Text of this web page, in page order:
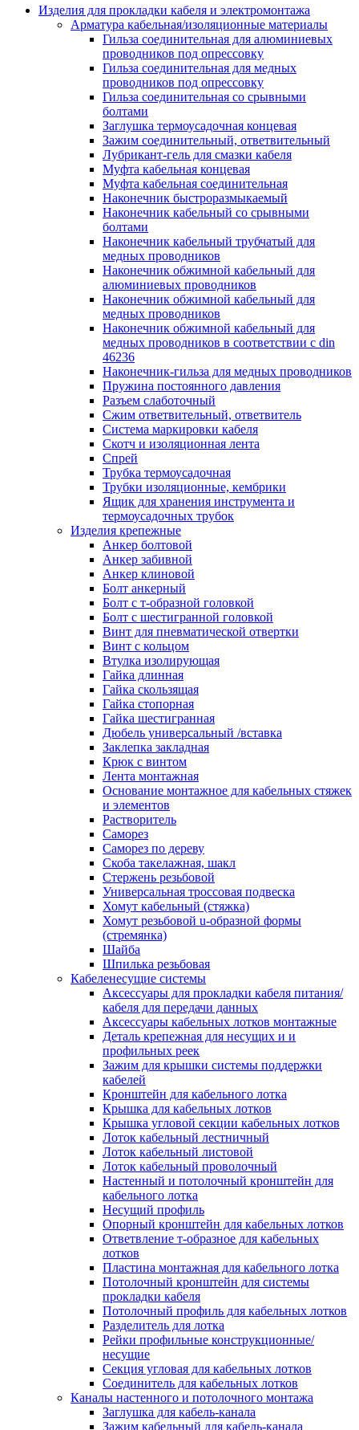
монтажные
Деталь крепежная для несущих и и
профильных реек
Зажим для крышки системы
поддержки кабелей
Кронштейн для кабельного лотка
Крышка для кабельных лотков
лотков
Лоток кабельный лестничный
Лоток кабельный листовой
Лоток кабельный проволочный
Настенный и потолочный
для кабельного лотка
Несущий профиль
лотков
Ответвление т-образное для
лотков
Пластина монтажная для
лотка
Потолочный кронштейн для
прокладки кабеля
Потолочный профиль для
Разделитель для лотка
Рейки профильные
несущие
Секция угловая для кабельных
Соединитель для кабельных
Каналы настенного и потолочного
Зажим кабельный для кабель-
Кабель-канал
Кабель-канал напольный
Кабель-канал настенный
Коробка монтажная для
кабель-канала
Коробка распределительная для
кабель-каналов
Крышка для настенного кабель-
Панель лицевая для настенного
канала
Перегородка разделительная для
настенного кабель-канала
Переходник для кабель-канала
Поворот для кабель-канала
Поворот для настенного кабель-
Рамка для ввода настенного
канала в стену/потолок/щит
Соединитель на стык для
кабель-канала
Соединитель/накладка на стык для
кабель-канала
Угол внешний для кабель-канала
Угол внешний для настенного
канала
Угол т-образный для кабель-
Колодки клеммные
Аксессуары для клеммной
Колодка заземления клеммная
Нулевая шина
Одно-многополюсная клеммная
разделительная для клеммной
Проходная клеммная колодка
Торцевая клемма клеммной
Короба кабельные
Короб распределительный
Материал монтажный
Держатель кабельный зажимной
Зажим балочный
Зажим/клипса для крепления труб
Скоба крепежная
Скоба с гвоздем
Соединитель провода
Материалы для подключения
Аксессуары для
коробок/корпусов для монтажа в
и в потолке
Зажим безвинтовой клеммный
Коробка клеммная
Коробка распределительная для
Крышка для распределительной
коробки/корпуса для монтажа в
в потолке
Распределительная коробка/
монтажа в стене и в потолке
Распределительная коробка/
Система электромонтажных колонн
Электромонтажная колонна
Системы ввода для кабелей и проводов
Ввод кабельный/сальник
Уплотнитель для кабельного
Изделия для прокладки кабеля и электромонтажа
Арматура кабельная/изоляционные материалы
Гильза соединительная для алюминиевых
проводников под опрессовку
Гильза соединительная для медных
проводников под опрессовку
Гильза соединительная со срывными
болтами
Заглушка термоусадочная концевая
Зажим соединительный, ответвительный
Лубрикант-гель для смазки кабеля
Муфта кабельная концевая
Муфта кабельная соединительная
Наконечник быстроразмыкаемый
Наконечник кабельный со срывными
болтами
Наконечник кабельный трубчатый для
медных проводников
Наконечник обжимной кабельный для
алюминиевых проводников
Наконечник обжимной кабельный для
медных проводников
Наконечник обжимной кабельный для
медных проводников в соответствии с din
46236
Наконечник-гильза для медных проводников
Пружина постоянного давления
Разъем слаботочный
Сжим ответвительный, ответвитель
Система маркировки кабеля
Скотч и изоляционная лента
Спрей
Трубка термоусадочная
Трубки изоляционные, кембрики
Ящик для хранения инструмента и
термоусадочных трубок
Изделия крепежные
Анкер болтовой
Анкер забивной
Анкер клиновой
Болт анкерный
Болт с т-образной головкой
Болт с шестигранной головкой
Винт для пневматической отвертки
Винт с кольцом
Втулка изолирующая
Гайка длинная
Гайка скользящая
Гайка стопорная
Гайка шестигранная
Дюбель универсальный /вставка
Заклепка закладная
Крюк с винтом
Лента монтажная
Основание монтажное для кабельных стяжек
и элементов
Растворитель
Саморез
Саморез по дереву
Скоба такелажная, шакл
Стержень резьбовой
Универсальная троссовая подвеска
Хомут кабельный (стяжка)
Хомут резьбовой u-образной формы
(стремянка)
Шайба
Шпилька резьбовая
Кабеленесущие системы
Аксессуары для прокладки кабеля питания/
кабеля для передачи данных
Аксессуары кабельных лотков монтажные
Деталь крепежная для несущих и и
профильных реек
Зажим для крышки системы поддержки
кабелей
Кронштейн для кабельного лотка
Крышка для кабельных лотков
Крышка угловой секции кабельных лотков
Лоток кабельный лестничный
Лоток кабельный листовой
Лоток кабельный проволочный
Настенный и потолочный кронштейн для
кабельного лотка
Несущий профиль
Опорный кронштейн для кабельных лотков
Ответвление т-образное для кабельных
лотков
Пластина монтажная для кабельного лотка
Потолочный кронштейн для системы
прокладки кабеля
Потолочный профиль для кабельных лотков
Разделитель для лотка
Рейки профильные конструкционные/
несущие
Секция угловая для кабельных лотков
Соединитель для кабельных лотков
Каналы настенного и потолочного монтажа
Заглушка для кабель-канала
Зажим кабельный для кабель-канала